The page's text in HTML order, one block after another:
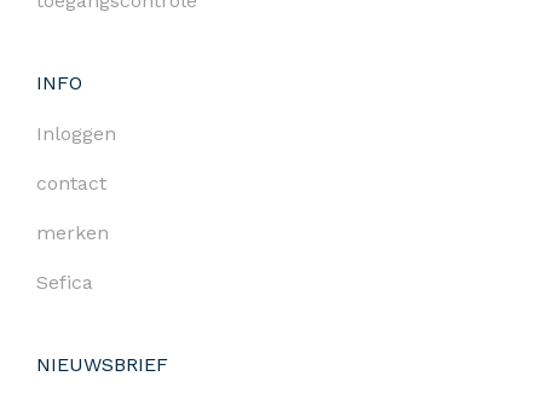
INFO
Inloggen
contact
merken
Sefica
NIEUWSBRIEF